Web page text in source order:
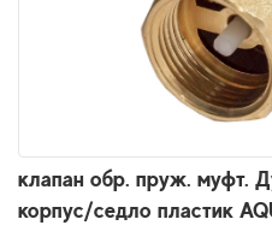
клапан обр. пруж. муфт.
корпус/седло пластик